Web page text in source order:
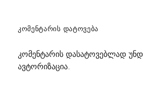
ᲙᲝᲛᲔᲜᲢᲐᲠᲘᲡ ᲓᲐᲢᲝᲕᲔᲑᲐ
კომენტარის დასატოვებლად
ავტორიზაცია.